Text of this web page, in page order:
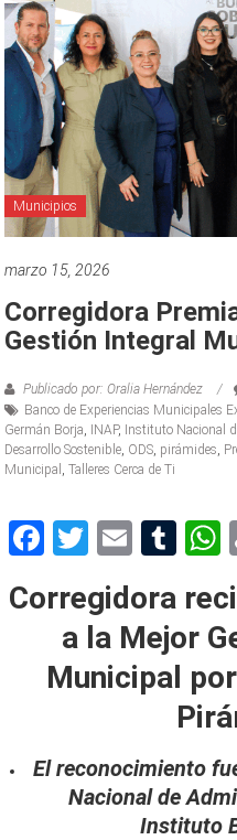
Municipios
marzo 15, 2026
Corregidora
Gestión Integral
Publicado por: Oralia Hernández
Banco de Experiencias Municipales
Germán Borja INAP, Instituto Nacional
Desarrollo Sostenible ODS pirámides
Municipal
,Talleres Cerca de Ti
Facebook
Twitter
Email
Corregidora
a la Mejor
Municipal
El reconocimiento
Nacional de
Instituto